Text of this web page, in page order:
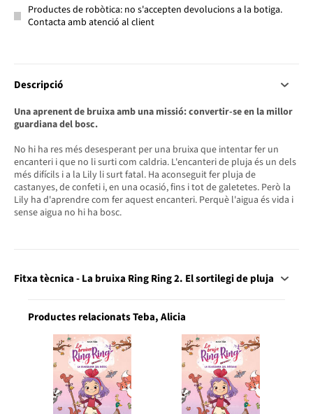
Productes de robòtica: no s'accepten devolucions a la botiga.
Contacta amb atenció al client
Descripció
Una aprenent de bruixa amb una missió: convertir-se en la millor
guardiana del bosc.
No hi ha res més desesperant per una bruixa que intentar fer un
encanteri i que no li surti com caldria. L'encanteri de pluja és un dels
més difícils i a la Lily li surt fatal. Ha aconseguit fer pluja de
castanyes, de confeti i, en una ocasió, fins i tot de galetetes. Però la
Lily ha d'aprendre com fer aquest encanteri. Perquè l'aigua és vida i
sense aigua no hi ha bosc.
Fitxa tècnica - La bruixa Ring Ring 2. El sortilegi de pluja
Productes relacionats Teba, Alicia